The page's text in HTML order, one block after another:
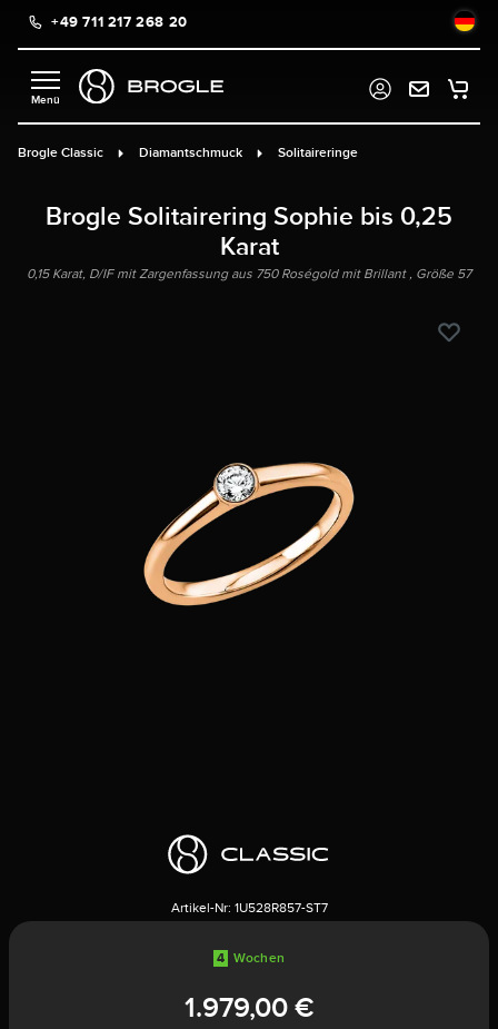
springen
+49 711 217 268 20
Brogle Classic Diamantschmuck Solitaireringe
Brogle Solitairering Sophie bis 0,25
Karat
0,15 Karat, D/IF mit Zargenfassung aus 750 Roségold mit Brillant , Größe 57
Artikel-Nr: 1U528R857-ST7
4 Wochen
1.979,00 €